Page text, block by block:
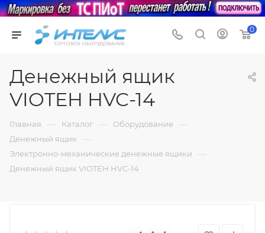
0
Денежный ящик
VIOTEH HVC-14
Главная — Каталог — Оборудование —
Денежный ящик —
Электронно-механические денежные ящики —
Денежный ящик VIOTEH HVC-14